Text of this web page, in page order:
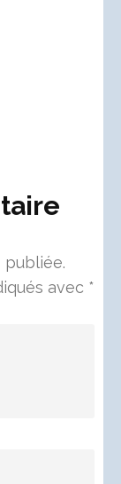
publiée.
avec *